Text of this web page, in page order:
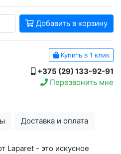
Добавить в корзину
Купить в 1 клик
+375 (29) 133-92-91
Перезвонить мне
Доставка и оплата
Laparet - это искусное